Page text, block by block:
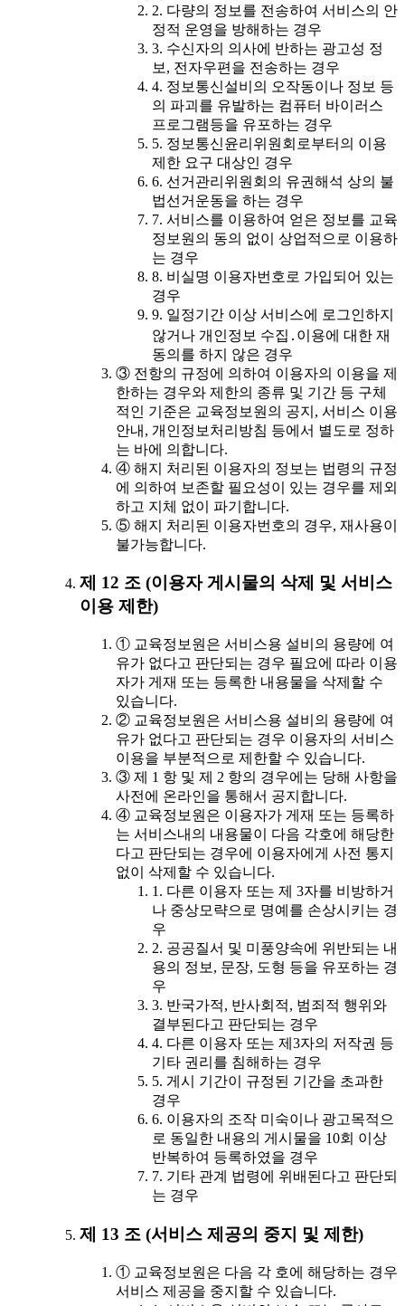
2. 다량의 정보를 전송하여 서비스의 안
정적 운영을 방해하는 경우
3. 수신자의 의사에 반하는 광고성 정
보, 전자우편을 전송하는 경우
4. 정보통신설비의 오작동이나 정보 등
의 파괴를 유발하는 컴퓨터 바이러스
프로그램등을 유포하는 경우
5. 정보통신윤리위원회로부터의 이용
제한 요구 대상인 경우
6. 선거관리위원회의 유권해석 상의 불
법선거운동을 하는 경우
7. 서비스를 이용하여 얻은 정보를 교육
정보원의 동의 없이 상업적으로 이용하
는 경우
8. 비실명 이용자번호로 가입되어 있는
경우
9. 일정기간 이상 서비스에 로그인하지
않거나 개인정보 수집․이용에 대한 재
동의를 하지 않은 경우
③ 전항의 규정에 의하여 이용자의 이용을 제
한하는 경우와 제한의 종류 및 기간 등 구체
적인 기준은 교육정보원의 공지, 서비스 이용
안내, 개인정보처리방침 등에서 별도로 정하
는 바에 의합니다.
④ 해지 처리된 이용자의 정보는 법령의 규정
에 의하여 보존할 필요성이 있는 경우를 제외
하고 지체 없이 파기합니다.
⑤ 해지 처리된 이용자번호의 경우, 재사용이
불가능합니다.
제 12 조 (이용자 게시물의 삭제 및 서비스
이용 제한)
① 교육정보원은 서비스용 설비의 용량에 여
유가 없다고 판단되는 경우 필요에 따라 이용
자가 게재 또는 등록한 내용물을 삭제할 수
있습니다.
② 교육정보원은 서비스용 설비의 용량에 여
유가 없다고 판단되는 경우 이용자의 서비스
이용을 부분적으로 제한할 수 있습니다.
③ 제 1 항 및 제 2 항의 경우에는 당해 사항을
사전에 온라인을 통해서 공지합니다.
④ 교육정보원은 이용자가 게재 또는 등록하
는 서비스내의 내용물이 다음 각호에 해당한
다고 판단되는 경우에 이용자에게 사전 통지
없이 삭제할 수 있습니다.
1. 다른 이용자 또는 제 3자를 비방하거
나 중상모략으로 명예를 손상시키는 경
우
2. 공공질서 및 미풍양속에 위반되는 내
용의 정보, 문장, 도형 등을 유포하는 경
우
3. 반국가적, 반사회적, 범죄적 행위와
결부된다고 판단되는 경우
4. 다른 이용자 또는 제3자의 저작권 등
기타 권리를 침해하는 경우
5. 게시 기간이 규정된 기간을 초과한
경우
6. 이용자의 조작 미숙이나 광고목적으
로 동일한 내용의 게시물을 10회 이상
반복하여 등록하였을 경우
7. 기타 관계 법령에 위배된다고 판단되
는 경우
제 13 조 (서비스 제공의 중지 및 제한)
① 교육정보원은 다음 각 호에 해당하는 경우
서비스 제공을 중지할 수 있습니다.